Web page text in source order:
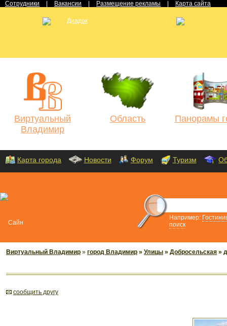
Сотрудники Вакансии Размещение рекламы Карта сайта
Виртуальный
Владимир
Область Панорамы
Карта города Новости Форум Туризм
Например:
поиск
Виртуальный Владимир » город Владимир » Улицы » Добросельская »
cообщить другу